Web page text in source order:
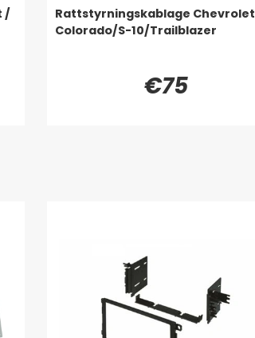
/
Rattstyrningskablage Chevrolet
Colorado/S-10/Trailblazer
€75